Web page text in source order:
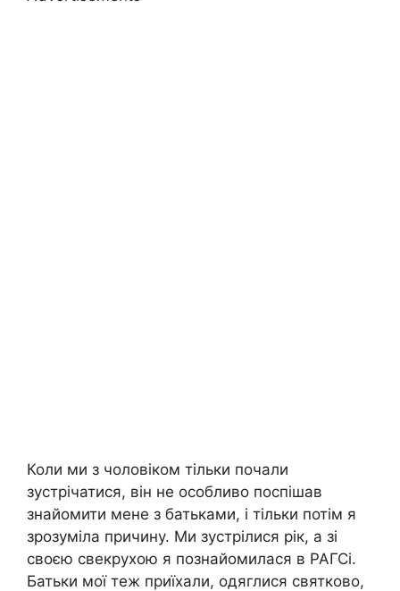
Коли ми з чоловіком тільки почали
зустрічатися, він не особливо поспішав
знайомити мене з батьками, і тільки потім я
зрозуміла причину. Ми зустрілися рік, а зі
своєю свекрухою я познайомилася в РАГСі.
Батьки мої теж приїхали, одяглися святково,